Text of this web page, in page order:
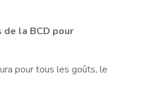
la BCD pour
pour tous les goûts, le